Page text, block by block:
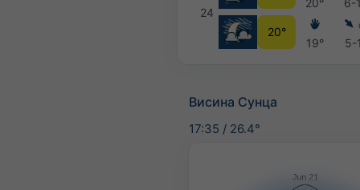
24
20°
20°
19°
6-
5-
Висина Сунца
17:35 / 26.4°